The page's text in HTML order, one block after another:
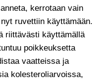
kerrotaan vain
ruvettiin käyttämään.
riittävästi käyttämällä
poikkeuksetta
vaatteissa ja
kolesteroliarvoissa,